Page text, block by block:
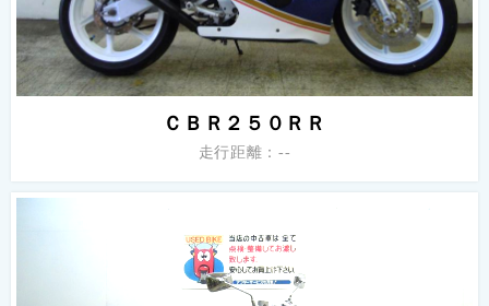
ＣＢＲ２５０ＲＲ
走行距離：--